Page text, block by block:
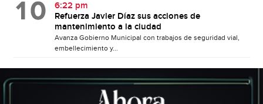
6:22 pm
Refuerza Javier Díaz sus acciones de
mantenimiento a la ciudad
Avanza Gobierno Municipal con trabajos de seguridad vial,
embellecimiento y...